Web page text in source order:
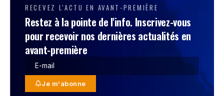
RECEVEZ L'ACTU EN AVANT-PREMIÈRE
Restez à la pointe de l'info. Inscrivez-vous
pour recevoir nos dernières actualités en
avant-première
Je m'abonne